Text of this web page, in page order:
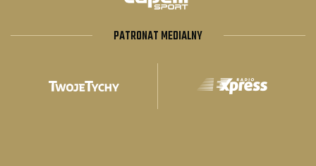
PATRONAT MEDIALNY